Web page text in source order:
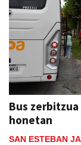
Bus
honetan
SAN ESTEBAN